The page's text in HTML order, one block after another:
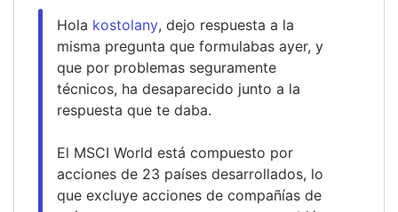
Hola kostolany, dejo respuesta a la
misma pregunta que formulabas ayer, y
que por problemas seguramente
técnicos, ha desaparecido junto a la
respuesta que te daba.
El MSCI World está compuesto por
acciones de 23 países desarrollados, lo
que excluye acciones de compañías de